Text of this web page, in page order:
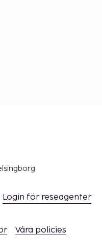
Login för reseagenter
Våra policies